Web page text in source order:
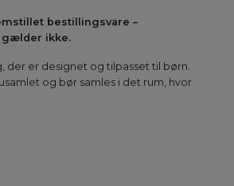
bestillingsvare –
ikke.
der er designet og tilpasset til børn.
og bør samles i det rum, hvor